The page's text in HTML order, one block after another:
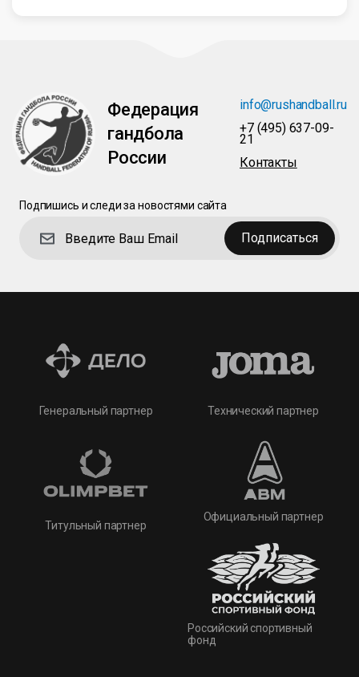
Федерация
гандбола
России
info@rushandball.ru
+7 (495) 637-09-
21
Контакты
Подпишись и следи за новостями сайта
Подписаться
Генеральный партнер
Титульный партнер
Технический партнер
Официальный партнер
Российский спортивный
фонд